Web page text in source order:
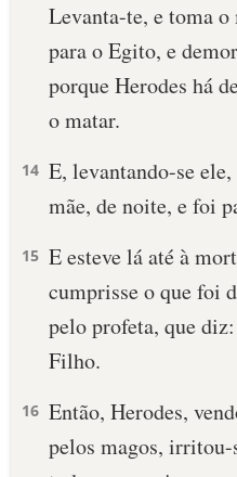
Levanta-te, e toma o
para o Egito, e
porque Herodes há
o matar.
14 E, levantando-se
mãe, de noite, e foi
15 E esteve lá até à
cumprisse o que foi
pelo profeta, que
Filho.
16 Então, Herodes,
pelos magos,